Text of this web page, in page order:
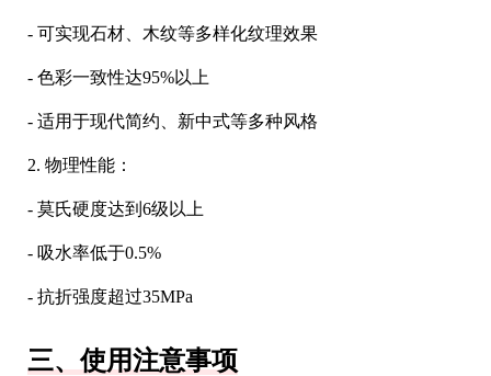
- 可实现石材、木纹等多样化纹理效果
- 色彩一致性达95%以上
- 适用于现代简约、新中式等多种风格
2. 物理性能：
- 莫氏硬度达到6级以上
- 吸水率低于0.5%
- 抗折强度超过35MPa
三、使用注意事项